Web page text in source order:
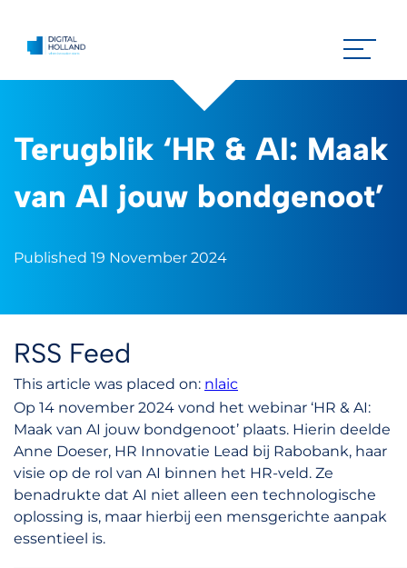
Terugblik ‘HR & AI: Maak
van AI jouw bondgenoot’
Published 19 November 2024
RSS Feed
This article was placed on: nlaic
Op 14 november 2024 vond het webinar ‘HR & AI:
Maak van AI jouw bondgenoot’ plaats. Hierin deelde
Anne Doeser, HR Innovatie Lead bij Rabobank, haar
visie op de rol van AI binnen het HR-veld. Ze
benadrukte dat AI niet alleen een technologische
oplossing is, maar hierbij een ​​mensgerichte aanpak
essentieel is.